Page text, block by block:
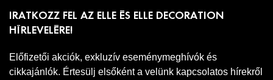
IRATKOZZ FEL AZ ELLE ÉS ELLE DECORATION
HÍRLEVELÉRE!
Előfizetői akciók, exkluzív eseménymeghívók és
cikkajánlók. Értesülj elsőként a velünk kapcsolatos hírekről